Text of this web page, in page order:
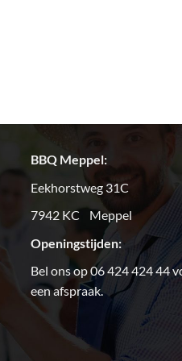
BBQ Meppel:
Eekhorstweg 31C
7942 KC Meppel
Openingstijden:
Bel ons op 06 424 424 44
een afspraak.